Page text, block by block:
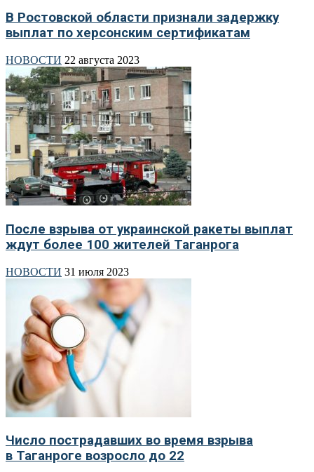
В Ростовской области признали задержку
выплат по херсонским сертификатам
НОВОСТИ 22 августа 2023
После взрыва от украинской ракеты выплат
ждут более 100 жителей Таганрога
НОВОСТИ 31 июля 2023
Число пострадавших во время взрыва
в Таганроге возросло до 22